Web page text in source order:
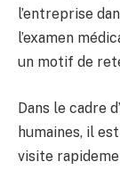
l’entreprise
l’examen
un motif de
Dans le cadre
humaines, il
visite